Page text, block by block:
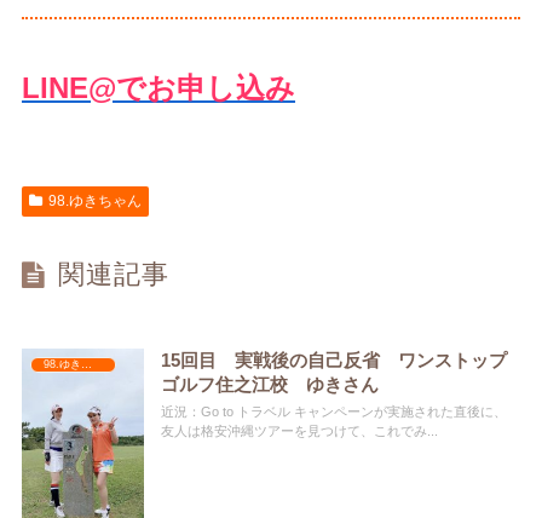
LINE@でお申し込み
98.ゆきちゃん
関連記事
15回目 実戦後の自己反省 ワンストップ
ゴルフ住之江校 ゆきさん
近況：Go to トラベル キャンペーンが実施された直後に、
友人は格安沖縄ツアーを見つけて、これでみ...